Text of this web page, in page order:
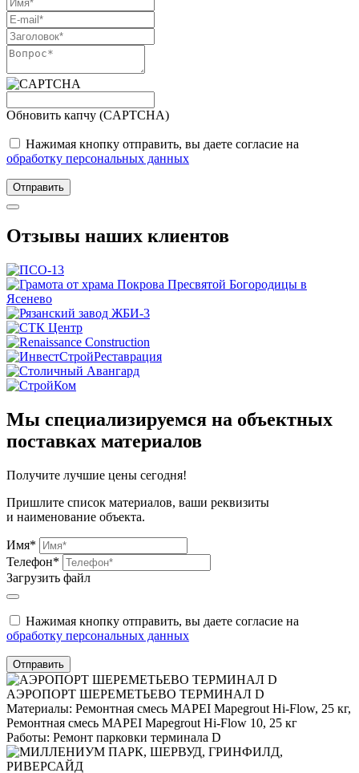
Обновить капчу (CAPTCHA)
Нажимая кнопку отправить, вы даете согласие на
обработку персональных данных
Отправить
Отзывы наших клиентов
Мы специализируемся на объектных
поставках материалов
Получите лучшие цены сегодня!
Пришлите список материалов, ваши реквизиты
и наименование объекта.
Имя*
Телефон*
Загрузить файл
Нажимая кнопку отправить, вы даете согласие на
обработку персональных данных
Отправить
АЭРОПОРТ ШЕРЕМЕТЬЕВО ТЕРМИНАЛ D
Материалы: Ремонтная смесь MAPEI Mapegrout Hi-Flow, 25 кг,
Ремонтная смесь MAPEI Mapegrout Hi-Flow 10, 25 кг
Работы: Ремонт парковки терминала D